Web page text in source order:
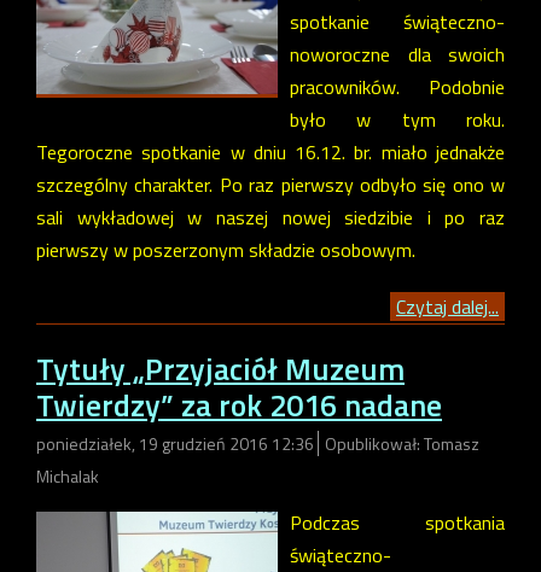
spotkanie świąteczno-
noworoczne dla swoich
pracowników. Podobnie
było w tym roku.
Tegoroczne spotkanie w dniu 16.12. br. miało jednakże
szczególny charakter. Po raz pierwszy odbyło się ono w
sali wykładowej w naszej nowej siedzibie i po raz
pierwszy w poszerzonym składzie osobowym.
Czytaj dalej...
Tytuły „Przyjaciół Muzeum
Twierdzy” za rok 2016 nadane
poniedziałek, 19 grudzień 2016 12:36 Opublikował: Tomasz
Michalak
Podczas spotkania
świąteczno-